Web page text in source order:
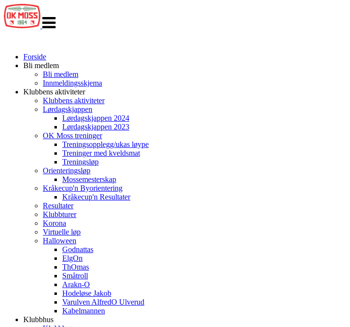
navigasjon
Forside
Bli medlem
Bli medlem
Innmeldingsskjema
Klubbens aktiviteter
Klubbens aktiviteter
Lørdagskjappen
Lørdagskjappen 2024
Lørdagskjappen 2023
OK Moss treninger
Treningsopplegg/ukas løype
Treninger med kveldsmat
Treningsløp
Orienteringsløp
Mossemesterskap
Kråkecup'n Byorientering
Kråkecup'n Resultater
Resultater
Klubbturer
Korona
Virtuelle løp
Halloween
Godnattas
ElgOn
ThOmas
Småtroll
Arakn-O
Hodeløse Jakob
Varulven AlfredO Ulverud
Kabelmannen
Klubbhus